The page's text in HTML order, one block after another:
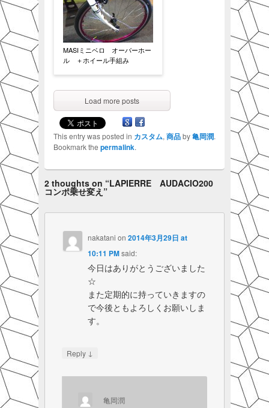
MASIミニベロ オーバーホー
ル ＋ホイール手組み
Load more posts
This entry was posted in カスタム,商品by亀岡潤.
Bookmark the permalink.
2 thoughts on “LAPIERRE AUDACIO200
コンポ乗せ変え ”
nakatani on2014年3月29日 at
10:11 PMsaid:
今日はありがとうございました
☆
また定期的に持っていきますの
で今後ともよろしくお願いしま
す。
Reply ↓
亀岡潤